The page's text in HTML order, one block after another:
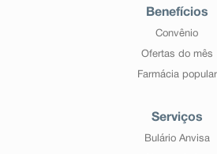
Benefícios
Convênio
Ofertas do mês
Farmácia popular
Serviços
Bulário Anvisa